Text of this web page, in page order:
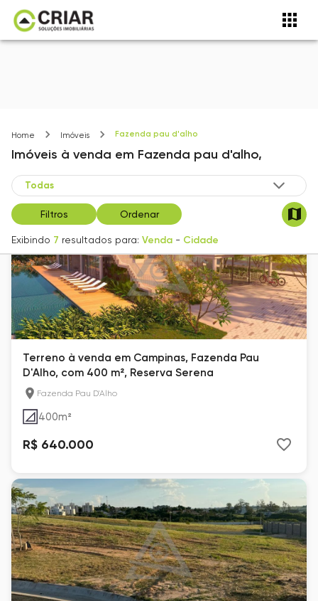
Home Imóveis Fazenda pau d'alho
Imóveis à venda em Fazenda pau d'alho,
Filtros Ordenar
Exibindo 7 resultados para: Venda - Cidade
Terreno à venda em Campinas, Fazenda Pau
D'Alho, com 400 m², Reserva Serena
Fazenda Pau D'Alho
400m²
R$ 640.000